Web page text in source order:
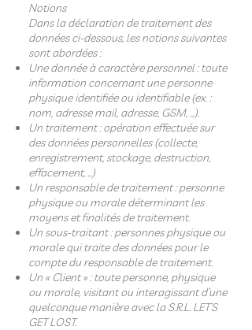
Notions
Dans la déclaration de traitement des
données ci-dessous, les notions suivantes
sont abordées :
Une donnée à caractère personnel : toute
information concernant une personne
physique identifiée ou identifiable (ex. :
nom, adresse mail, adresse, GSM, …).
Un traitement : opération effectuée sur
des données personnelles (collecte,
enregistrement, stockage, destruction,
effacement, …)
Un responsable de traitement : personne
physique ou morale déterminant les
moyens et finalités de traitement.
Un sous-traitant : personnes physique ou
morale qui traite des données pour le
compte du responsable de traitement.
Un « Client » : toute personne, physique
ou morale, visitant ou interagissant d’une
quelconque manière avec la S.R.L. LET’S
GET LOST.